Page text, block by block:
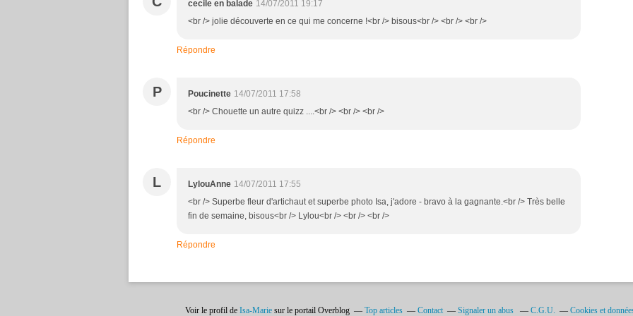
cecile en balade 14/07/2011 19:17
<br /> jolie découverte en ce qui me concerne !<br /> bisous<br /> <br /> <br />
Répondre
P Poucinette 14/07/2011 17:58
<br /> Chouette un autre quizz ....<br /> <br /> <br />
Répondre
L LylouAnne 14/07/2011 17:55
<br /> Superbe fleur d'artichaut et superbe photo Isa, j'adore - bravo à la gagnante.<br /> Très belle
fin de semaine, bisous<br /> Lylou<br /> <br /> <br />
Répondre
Voir le profil de Isa-Marie sur le portail Overblog Top articles Contact Signaler un abus C.G.U. Cookies et